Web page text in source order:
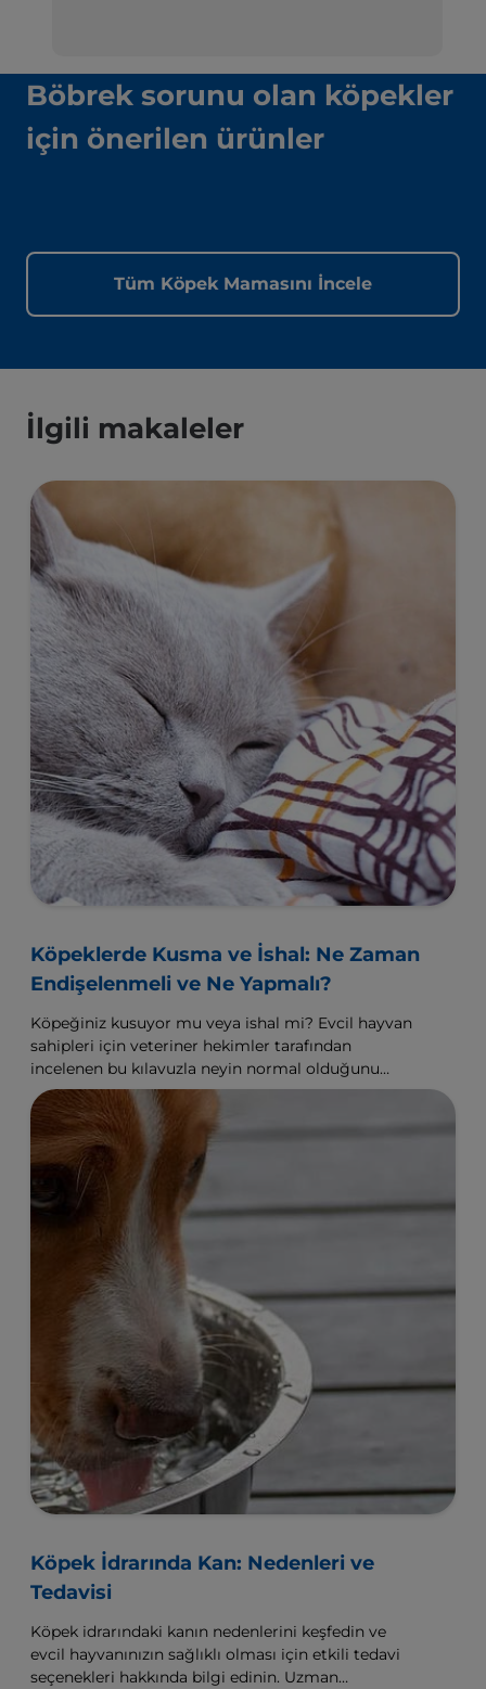
Böbrek sorunu olan köpekler
için önerilen ürünler
Tüm Köpek Mamasını İncele
İlgili makaleler
Köpeklerde Kusma ve İshal: Ne Zaman
Endişelenmeli ve Ne Yapmalı?
Köpeğiniz kusuyor mu veya ishal mi? Evcil hayvan
sahipleri için veteriner hekimler tarafından
incelenen bu kılavuzla neyin normal olduğunu
veya olmadığını ve ne zaman yardım almanız
gerektiğini öğrenin.
Köpek İdrarında Kan: Nedenleri ve
Tedavisi
Köpek idrarındaki kanın nedenlerini keşfedin ve
evcil hayvanınızın sağlıklı olması için etkili tedavi
seçenekleri hakkında bilgi edinin. Uzman